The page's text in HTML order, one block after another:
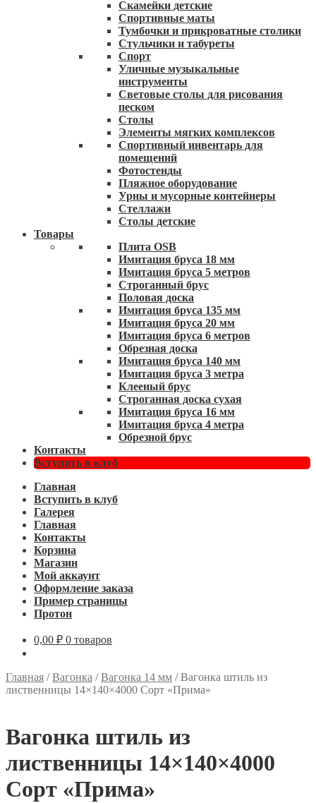
Скамейки детские
Спортивные маты
Тумбочки и прикроватные столики
Стульчики и табуреты
Спорт
Уличные музыкальные
инструменты
Световые столы для рисования
песком
Столы
Элементы мягких комплексов
Спортивный инвентарь для
помещений
Фотостенды
Пляжное оборудование
Урны и мусорные контейнеры
Стеллажи
Столы детские
Товары
Плита OSB
Имитация бруса 18 мм
Имитация бруса 5 метров
Строганный брус
Половая доска
Имитация бруса 135 мм
Имитация бруса 20 мм
Имитация бруса 6 метров
Обрезная доска
Имитация бруса 140 мм
Имитация бруса 3 метра
Клееный брус
Строганная доска сухая
Имитация бруса 16 мм
Имитация бруса 4 метра
Обрезной брус
Контакты
Вступить в клуб
Главная
Вступить в клуб
Галерея
Главная
Контакты
Корзина
Магазин
Мой аккаунт
Оформление заказа
Пример страницы
Протон
0,00 ₽ 0 товаров
Главная /Вагонка /Вагонка 14 мм /Вагонка штиль из
лиственницы 14×140×4000 Сорт «Прима»
Вагонка штиль из
лиственницы 14×140×4000
Сорт «Прима»